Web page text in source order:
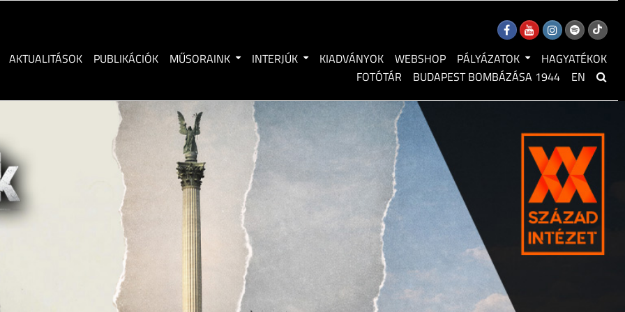
AKTUALITÁSOK PUBLIKÁCIÓK MŰSORAINK INTERJÚK KIADVÁNYOK WEBSHOP PÁLYÁZATOK
HAGYATÉKOK
FOTÓTÁR
BUDAPEST BOMBÁZÁSA 1944 EN